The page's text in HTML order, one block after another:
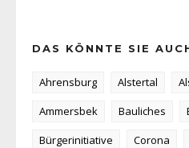
DAS KÖNNTE SIE
Ahrensburg Alstertal
Ammersbek
Bauliches
Bürgerinitiative
Corona